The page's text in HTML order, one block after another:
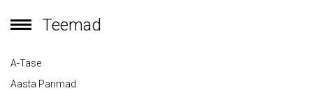
Teemad
A-Tase
Aasta Parimad